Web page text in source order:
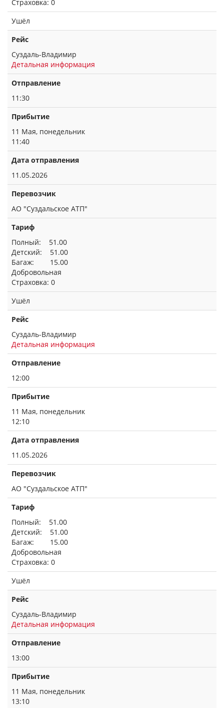
Страховка: 0
Ушёл
Рейс
Суздаль-Владимир
Детальная информация
Отправление
11:30
Прибытие
11 Мая, понедельник
11:40
Дата отправления
11.05.2026
Перевозчик
АО "Суздальское АТП"
Тариф
Полный: 51.00
Детский: 51.00
Багаж: 15.00
Добровольная
Страховка: 0
Ушёл
Рейс
Суздаль-Владимир
Детальная информация
Отправление
12:00
Прибытие
11 Мая, понедельник
12:10
Дата отправления
11.05.2026
Перевозчик
АО "Суздальское АТП"
Тариф
Полный: 51.00
Детский: 51.00
Багаж: 15.00
Добровольная
Страховка: 0
Ушёл
Рейс
Суздаль-Владимир
Детальная информация
Отправление
13:00
Прибытие
11 Мая, понедельник
13:10